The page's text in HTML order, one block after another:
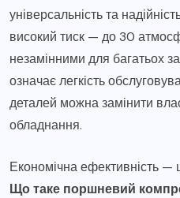
універсальність та
високий тиск — до 30
незамінними для багатьох
означає легкість
деталей можна замінити
обладнання.
Економічна ефективність
Що таке поршневий